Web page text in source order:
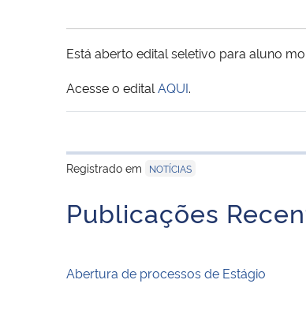
Está aberto edital seletivo para aluno
Acesse o edital AQUI.
Registrado em
NOTÍCIAS
Publicações
Abertura de processos de Estágio